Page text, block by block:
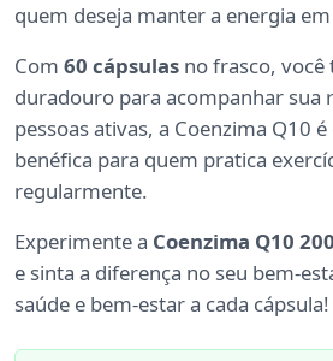
quem deseja manter a energia
Com 60 cápsulas no frasco,
duradouro para acompanhar sua
pessoas ativas, a Coenzima Q10
benéfica para quem pratica
regularmente.
Experimente a Coenzima Q10
e sinta a diferença no seu bem-
saúde e bem-estar a cada cápsula!